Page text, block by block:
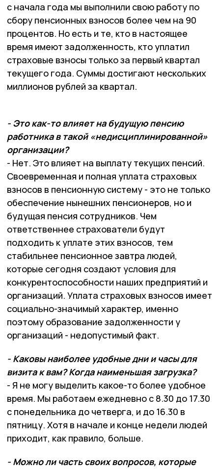
с начала года мы выполнили свою работу по
сбору пенсионных взносов более чем на 90
процентов. Но есть и те, кто в настоящее
время имеют задолженность, кто уплатил
страховые взносы только за первый квартал
текущего года. Суммы достигают нескольких
миллионов рублей за квартал.
- Это как-то влияет на будущую пенсию
работника в такой «недисциплинированной»
организации?
- Нет. Это влияет на выплату текущих пенсий.
Своевременная и полная уплата страховых
взносов в пенсионную систему - это не только
обеспечение нынешних пенсионеров, но и
будущая пенсия сотрудников. Чем
ответственнее страхователи будут
подходить к уплате этих взносов, тем
стабильнее пенсионное завтра людей,
которые сегодня создают условия для
конкурентоспособности наших предприятий и
организаций. Уплата страховых взносов имеет
социально-значимый характер, именно
поэтому образование задолженности у
организаций - недопустимый факт.
- Каковы наиболее удобные дни и часы для
визита к вам? Когда наименьшая загрузка?
- Я не могу выделить какое-то более удобное
время. Мы работаем ежедневно с 8.30 до 17.30
с понедельника до четверга, и до 16.30 в
пятницу. Хотя в начале и конце недели людей
приходит, как правило, больше.
- Можно ли часть своих вопросов, которые